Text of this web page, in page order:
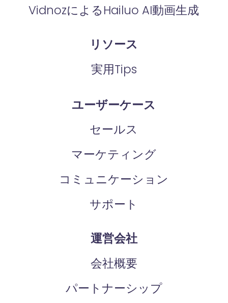
VidnozによるHailuo AI動画生成
リソース
実用Tips
ユーザーケース
セールス
マーケティング
コミュニケーション
サポート
運営会社
会社概要
パートナーシップ